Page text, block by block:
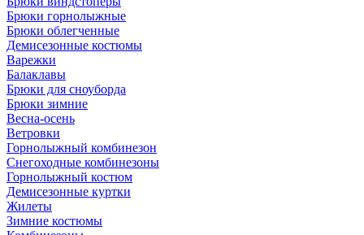
Брюки горнолыжные
Брюки облегченные
Демисезонные костюмы
Варежки
Балаклавы
Брюки для сноуборда
Брюки зимние
Весна-осень
Ветровки
Горнолыжный комбинезон
Снегоходные комбинезоны
Горнолыжный костюм
Демисезонные куртки
Жилеты
Зимние костюмы